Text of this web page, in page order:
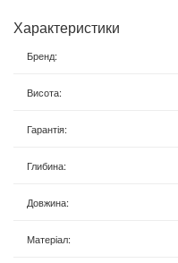
Характеристики
Бренд:
Висота:
Гарантія:
Глибина:
Довжина:
Матеріал: